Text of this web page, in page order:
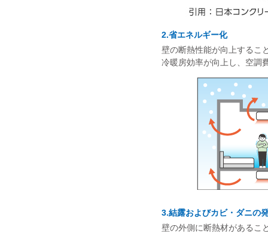
2.省エネルギー化
壁の断熱性能が向上するこ
冷暖房効率が向上し、空調
3.結露およびカビ・ダニの
壁の外側に断熱材があるこ